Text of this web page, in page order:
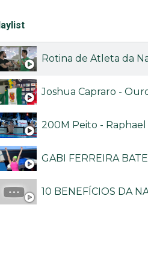
Rotina de Atleta da
Joshua Capraro -
200M Peito - Raphael
GABI FERREIRA
10 BENEFÍCIOS DA